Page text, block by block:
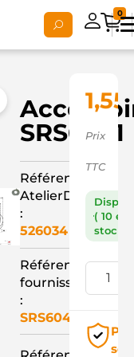
0
SRS6041
Référence
AtelierD
:
526034
Référence
fournisseur
:
SRS6041
1,55
Prix
TTC
( 10 en
stock )